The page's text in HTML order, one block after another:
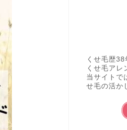
くせ毛歴38
くせ毛ア
当サイトで
せ毛の活か